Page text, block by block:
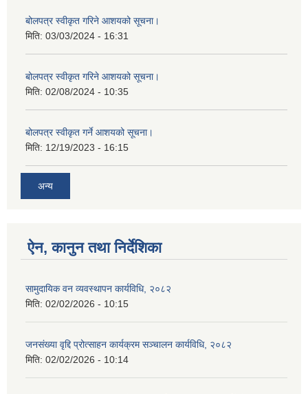
बोलपत्र स्वीकृत गरिने आशयको सूचना।
मिति: 03/03/2024 - 16:31
बोलपत्र स्वीकृत गरिने आशयको सूचना।
मिति: 02/08/2024 - 10:35
बोलपत्र स्वीकृत गर्ने आशयको सूचना।
मिति: 12/19/2023 - 16:15
अन्य
ऐन, कानुन तथा निर्देशिका
सामुदायिक वन व्यवस्थापन कार्यविधि, २०८२
मिति: 02/02/2026 - 10:15
जनसंख्या वृद्दि प्रोत्साहन कार्यक्रम सञ्‍चालन कार्यविधि, २०८२
मिति: 02/02/2026 - 10:14